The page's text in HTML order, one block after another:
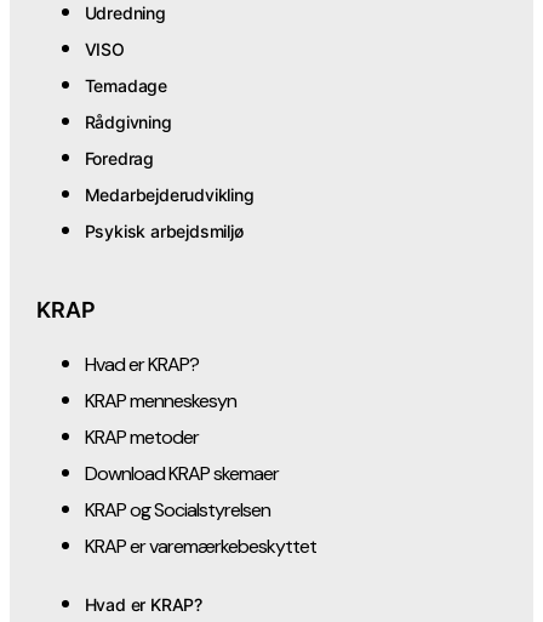
Udredning
VISO
Temadage
Rådgivning
Foredrag
Medarbejderudvikling
Psykisk arbejdsmiljø
KRAP
Hvad er KRAP?
KRAP menneskesyn
KRAP metoder
Download KRAP skemaer
KRAP og Socialstyrelsen
KRAP er varemærkebeskyttet
Hvad er KRAP?